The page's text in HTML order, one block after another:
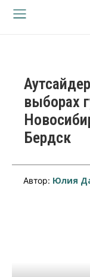
выборах
Бердск
Автор: Юлия